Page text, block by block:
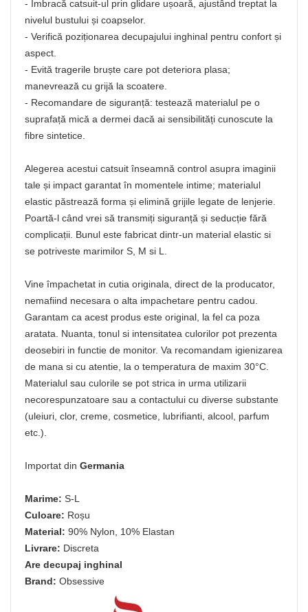
- Îmbracă catsuit-ul prin glidare ușoară, ajustând treptat la
nivelul bustului și coapselor.
- Verifică poziționarea decupajului inghinal pentru confort și
aspect.
- Evită tragerile bruște care pot deteriora plasa;
manevrează cu grijă la scoatere.
- Recomandare de siguranță: testează materialul pe o
suprafață mică a dermei dacă ai sensibilități cunoscute la
fibre sintetice.
Alegerea acestui catsuit înseamnă control asupra imaginii
tale și impact garantat în momentele intime; materialul
elastic păstrează forma și elimină grijile legate de lenjerie.
Poartă-l când vrei să transmiți siguranță și seducție fără
complicații. Bunul este fabricat dintr-un material elastic si
se potriveste marimilor S, M si L.
Vine împachetat in cutia originala, direct de la producator,
nemafiind necesara o alta impachetare pentru cadou.
Garantam ca acest produs este original, la fel ca poza
aratata. Nuanta, tonul si intensitatea culorilor pot prezenta
deosebiri in functie de monitor. Va recomandam igienizarea
de mana si cu atentie, la o temperatura de maxim 30°C.
Materialul sau culorile se pot strica in urma utilizarii
necorespunzatoare sau a contactului cu diverse substante
(uleiuri, clor, creme, cosmetice, lubrifianti, alcool, parfum
etc.).
Importat din Germania
Marime: S-L
Culoare: Roșu
Material: 90% Nylon, 10% Elastan
Livrare: Discreta
Are decupaj inghinal
Brand: Obsessive